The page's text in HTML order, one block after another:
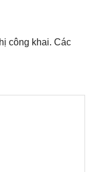
công khai. Các